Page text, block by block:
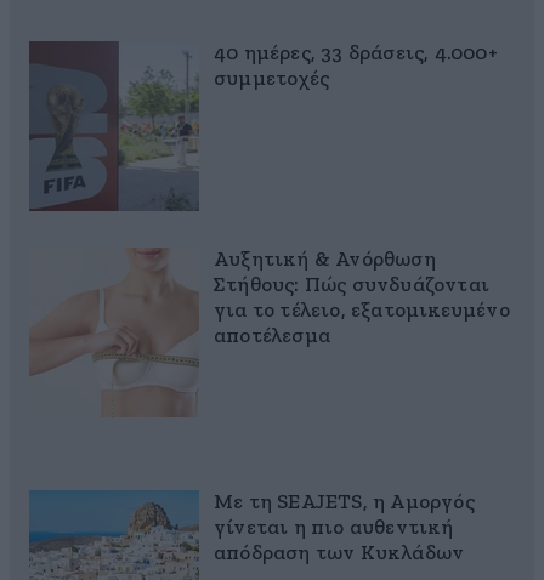
40 ημέρες, 33 δράσεις, 4.000+
συμμετοχές
Αυξητική & Ανόρθωση
Στήθους: Πώς συνδυάζονται
για το τέλειο, εξατομικευμένο
αποτέλεσμα
Με τη SEAJETS, η Αμοργός
γίνεται η πιο αυθεντική
απόδραση των Κυκλάδων